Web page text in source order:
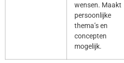
wensen. Maakt
persoonlijke
thema’s en
concepten
mogelijk.